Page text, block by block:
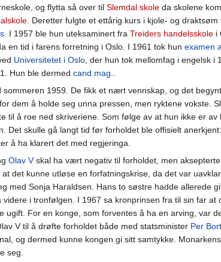
og flytta så over til Slemdal skole da skolene
. Deretter fulgte et ettårig kurs i kjole- og draktsøm
. I 1957 ble hun uteksaminert fra Treiders handelsskole i
en tid i farens forretning i Oslo. I 1961 tok hun examen
Universitetet i Oslo, der hun tok mellomfag i engelsk i
Hun ble dermed cand.mag..
1959. De fikk et nært vennskap, og det
dem å holde seg unna pressen, men ryktene vokste.
til å roe ned skriveriene. Som følge av at hun ikke er av
Det skulle gå langt tid før forholdet ble offisielt
å ha klarert det med regjeringa.
Olav Vskal ha vært negativ til forholdet, men
det kunne utløse en forfatningskrise, da det var
med Sonja Haraldsen. Hans to søstre hadde allerede
i tronfølgen. I 1967 sa kronprinsen fra til sin far at
ugift. For en konge, som forventes å ha en arving, var
V til å drøfte forholdet både med statsminister Per
og dermed kunne kongen gi sitt samtykke.
seg.